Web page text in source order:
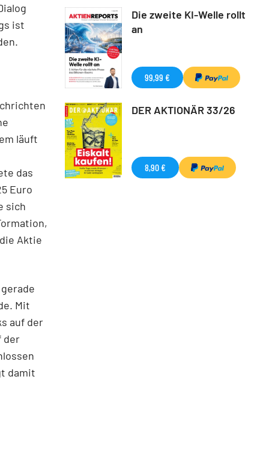
ist
läuft
das
Euro
sich
Aktie
Mit
auf der
der
damit
Die zweite KI-Welle rollt
an
99,99 €
DER AKTIONÄR 33/26
8,90 €